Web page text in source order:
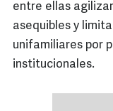
entre ellas
asequibles y
unifamiliares por
institucionales.